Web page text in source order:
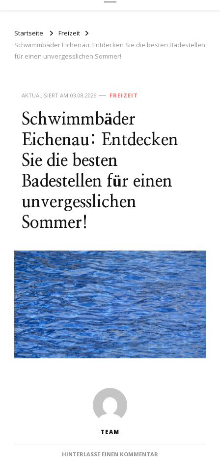
Startseite
Freizeit
Schwimmbäder Eichenau: Entdecken Sie die besten Badestellen
für einen unvergesslichen Sommer!
AKTUALISIERT AM 03.08.2026 FREIZEIT
Schwimmbäder
Eichenau: Entdecken
Sie die besten
Badestellen für einen
unvergesslichen
Sommer!
TEAM
HINTERLASSE EINEN KOMMENTAR